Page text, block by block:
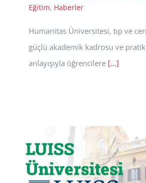
Eğitim, Haberler
Humanitas Üniversitesi, tıp ve
güçlü akademik kadrosu ve
anlayışıyla öğrencilere [...]